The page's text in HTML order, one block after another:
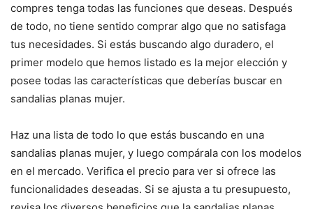
compres tenga todas las funciones que deseas. Después
de todo, no tiene sentido comprar algo que no satisfaga
tus necesidades. Si estás buscando algo duradero, el
primer modelo que hemos listado es la mejor elección y
posee todas las características que deberías buscar en
sandalias planas mujer.
Haz una lista de todo lo que estás buscando en una
sandalias planas mujer, y luego compárala con los modelos
en el mercado. Verifica el precio para ver si ofrece las
funcionalidades deseadas. Si se ajusta a tu presupuesto,